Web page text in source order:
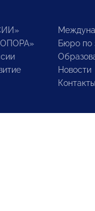
Бюро по
Новости
Контакты